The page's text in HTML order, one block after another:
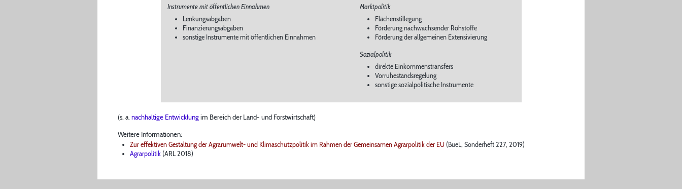
Instrumente mit öffentlichen Einnahmen
Lenkungsabgaben
Finanzierungsabgaben
sonstige Instrumente mit öffentlichen Einnahmen
Marktpolitik
Flächenstillegung
Förderung nachwachsender Rohstoffe
Förderung der allgemeinen Extensivierung
Sozialpolitik
direkte Einkommenstransfers
Vorruhestandsregelung
sonstige sozialpolitische Instrumente
(s. a. nachhaltige Entwicklungim Bereich der Land- und Forstwirtschaft)
Weitere Informationen:
Zur effektiven Gestaltung der Agrarumwelt- und Klimaschutzpolitik im Rahmen der Gemeinsamen Agrarpolitik der EU (BueL, Sonderheft 227, 2019)
Agrarpolitik (ARL 2018)